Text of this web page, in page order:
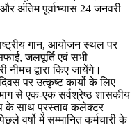
अंतिम पूर्वाभ्यास 24 जनवरी
गान, आयोजन स्थल पर
जलपूर्ति एवं सभी
द्वारा किए जायेंगे।
पर उत्‍कृष्‍ट कार्यो के लिए
से एक-एक सर्वश्रेष्‍ठ शासकीय
के साथ प्रस्‍ताव कलेक्‍टर
वर्षो में सम्‍मानित कर्मचारी के